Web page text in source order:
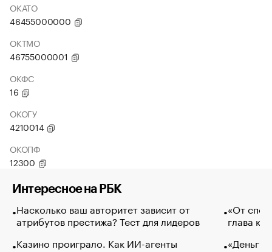
ОКАТО
46455000000
ОКТМО
46755000001
ОКФС
16
ОКОГУ
4210014
ОКОПФ
12300
Интересное на РБК
Насколько ваш авторитет зависит от
атрибутов престижа? Тест для лидеров
Казино проиграло. Как ИИ-агенты
«От
глава
«Деньги